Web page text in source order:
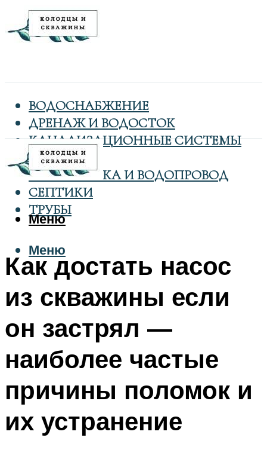
ВОДОСНАБЖЕНИЕ
ДРЕНАЖ И ВОДОСТОК
КАНАЛИЗАЦИОННЫЕ СИСТЕМЫ
КОЛОДЦЫ
САНТЕХНИКА И ВОДОПРОВОД
СЕПТИКИ
ТРУБЫ
Меню
Меню
Как достать насос
из скважины если
он застрял —
наиболее частые
причины поломок и
их устранение